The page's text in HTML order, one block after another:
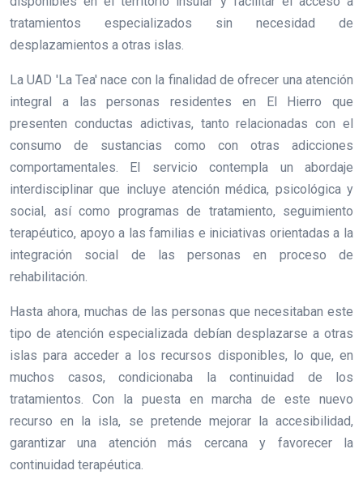
tratamientos especializados sin necesidad de
desplazamientos a otras islas.
La UAD 'La Tea' nace con la finalidad de ofrecer una atención
integral a las personas residentes en El Hierro que
presenten conductas adictivas, tanto relacionadas con el
consumo de sustancias como con otras adicciones
comportamentales. El servicio contempla un abordaje
interdisciplinar que incluye atención médica, psicológica y
social, así como programas de tratamiento, seguimiento
terapéutico, apoyo a las familias e iniciativas orientadas a la
integración social de las personas en proceso de
rehabilitación.
Hasta ahora, muchas de las personas que necesitaban este
tipo de atención especializada debían desplazarse a otras
islas para acceder a los recursos disponibles, lo que, en
muchos casos, condicionaba la continuidad de los
tratamientos. Con la puesta en marcha de este nuevo
recurso en la isla, se pretende mejorar la accesibilidad,
garantizar una atención más cercana y favorecer la
continuidad terapéutica.